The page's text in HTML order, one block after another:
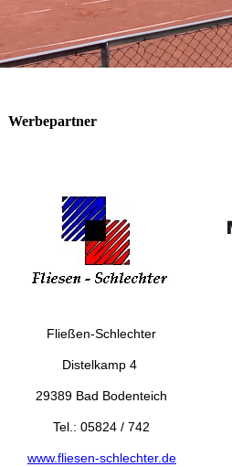
Werbepartner
Fließen-Schlechter
Distelkamp 4
29389 Bad Bodenteich
Tel.: 05824 / 742
www.fliesen-schlechter.de